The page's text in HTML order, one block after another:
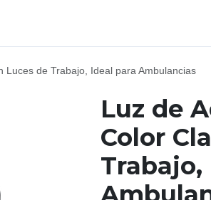
Luces de Trabajo, Ideal para Ambulancias
Luz de
Color
Trabajo,